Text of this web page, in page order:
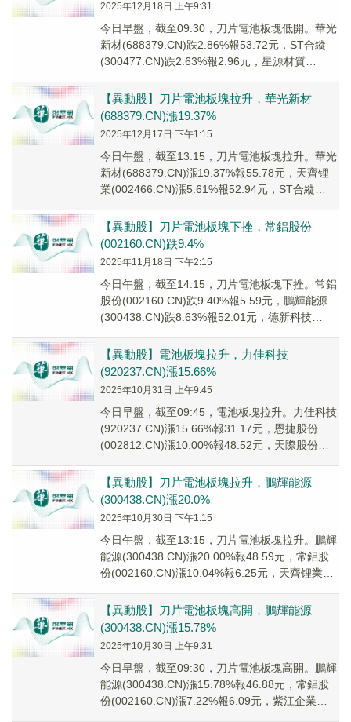
2025年12月18日 上午9:31
今日早盤，截至09:30，刀片電池板塊低開。華光
新材(688379.CN)跌2.86%報53.72元，ST合縱
(300477.CN)跌2.63%報2.96元，星源材質
【異動股】刀片電池板塊拉升，華光新材
(688379.CN)漲19.37%
2025年12月17日 下午1:15
今日午盤，截至13:15，刀片電池板塊拉升。華光
新材(688379.CN)漲19.37%報55.78元，天齊锂
業(002466.CN)漲5.61%報52.94元，ST合縱
【異動股】刀片電池板塊下挫，常鋁股份
(002160.CN)跌9.4%
2025年11月18日 下午2:15
今日午盤，截至14:15，刀片電池板塊下挫。常鋁
股份(002160.CN)跌9.40%報5.59元，鵬輝能源
(300438.CN)跌8.63%報52.01元，德新科技
【異動股】電池板塊拉升，力佳科技
(920237.CN)漲15.66%
2025年10月31日 上午9:45
今日早盤，截至09:45，電池板塊拉升。力佳科技
(920237.CN)漲15.66%報31.17元，恩捷股份
(002812.CN)漲10.00%報48.52元，天際股份
【異動股】刀片電池板塊拉升，鵬輝能源
(300438.CN)漲20.0%
2025年10月30日 下午1:15
今日午盤，截至13:15，刀片電池板塊拉升。鵬輝
能源(300438.CN)漲20.00%報48.59元，常鋁股
份(002160.CN)漲10.04%報6.25元，天齊锂業
【異動股】刀片電池板塊高開，鵬輝能源
(300438.CN)漲15.78%
2025年10月30日 上午9:31
今日早盤，截至09:30，刀片電池板塊高開。鵬輝
能源(300438.CN)漲15.78%報46.88元，常鋁股
份(002160.CN)漲7.22%報6.09元，紫江企業